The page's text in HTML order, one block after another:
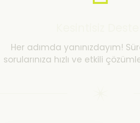
Her adımda yanınızdayım!
sorularınıza hızlı ve etkili